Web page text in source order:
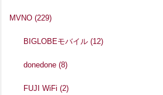
MVNO (229)
BIGLOBEモバイル(12)
donedone(8)
FUJI WiFi(2)